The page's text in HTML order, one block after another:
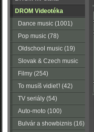
DROM Videotéka
Dance music (1001)
Pop music (78)
Oldschool music (19)
Slovak & Czech music
(56)Filmy (254)
To musíš vidieť! (42)
TV seriály (54)
Auto-moto (100)
Bulvár a showbiznis (16)